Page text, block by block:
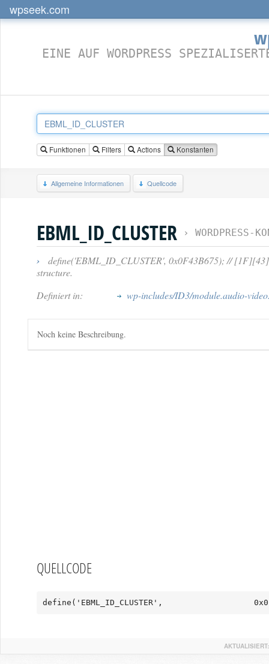
wpseek.com
EINE AUF WORDPRESS
Funktionen Filters Actions Konstanten
Allgemeine Informationen Quellcode
EBML_ID_CLUSTER › WORDPRESS-
›
define('EBML_ID_CLUSTER', 0x0F43B675); //
structure.
Definiert in:
wp-includes/ID3/module.audio-
Noch keine Beschreibung.
QUELLCODE
define('EBML_ID_CLUSTER',
AKTUALISIERT: